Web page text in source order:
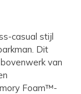
casual stijl
Dit
van
Foam™-